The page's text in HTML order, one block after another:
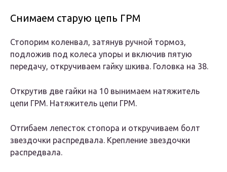
Снимаем старую цепь ГРМ
Стопорим коленвал, затянув ручной тормоз,
подложив под колеса упоры и включив пятую
передачу, откручиваем гайку шкива. Головка на 38.
Открутив две гайки на 10 вынимаем натяжитель
цепи ГРМ. Натяжитель цепи ГРМ.
Отгибаем лепесток стопора и откручиваем болт
звездочки распредвала. Крепление звездочки
распредвала.